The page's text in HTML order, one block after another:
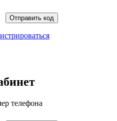
Отправить код
телефона